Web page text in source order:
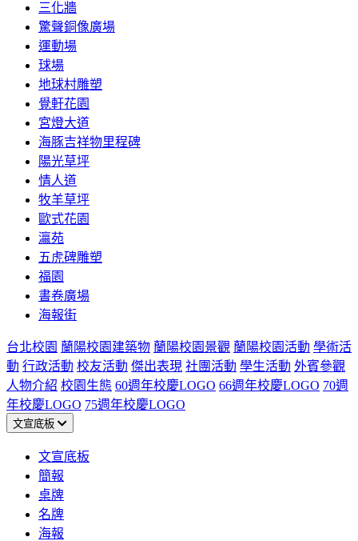
三化牆
驚聲銅像廣場
運動場
球場
地球村雕塑
覺軒花園
宮燈大道
海豚吉祥物里程碑
陽光草坪
情人道
牧羊草坪
歐式花園
瀛苑
五虎碑雕塑
福園
書卷廣場
海報街
台北校園 蘭陽校園建築物 蘭陽校園景觀 蘭陽校園活動 學術活
動 行政活動 校友活動 傑出表現 社團活動 學生活動 外賓參觀
人物介紹 校園生態 60週年校慶LOGO 66週年校慶LOGO 70週
年校慶LOGO 75週年校慶LOGO
文宣底板
文宣底板
簡報
桌牌
名牌
海報